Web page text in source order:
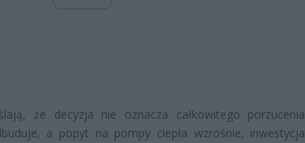
że decyzja nie oznacza całkowitego porzucenia
a popyt na pompy ciepła wzrośnie, inwestycja